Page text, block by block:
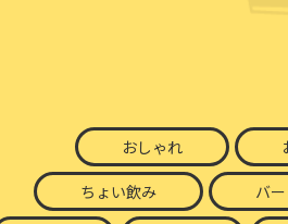
おしゃれ
ちょい飲み バー